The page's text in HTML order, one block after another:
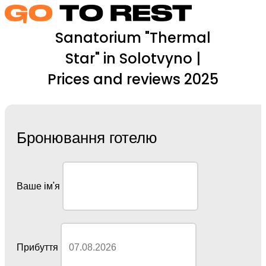
Sanatorium "Thermal
Star" in Solotvyno |
Prices and reviews 2025
Бронювання готелю
Ваше ім'я
Прибуття